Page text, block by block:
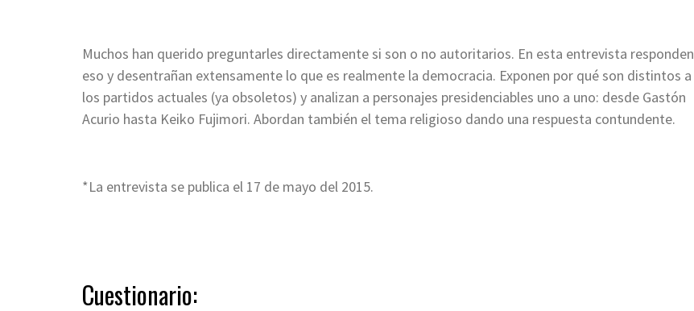
Muchos han querido preguntarles directamente si son o no autoritarios. En esta entrevista responden
eso y desentrañan extensamente lo que es realmente la democracia. Exponen por qué son distintos a
los partidos actuales (ya obsoletos) y analizan a personajes presidenciables uno a uno: desde Gastón
Acurio hasta Keiko Fujimori. Abordan también el tema religioso dando una respuesta contundente.
*La entrevista se publica el 17 de mayo del 2015.
Cuestionario: